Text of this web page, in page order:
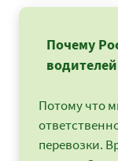
Почему
Потому что
перевозки.